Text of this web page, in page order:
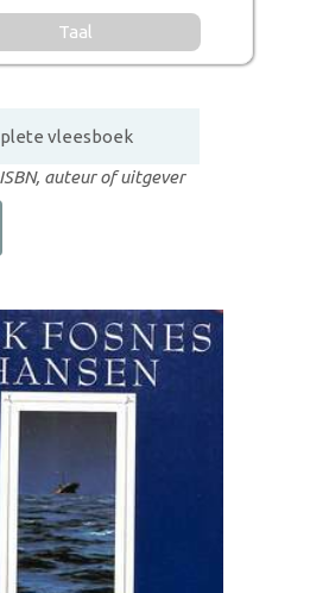
Taal
auteur of uitgever